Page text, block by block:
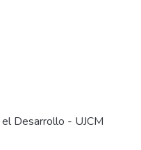
Desarrollo - UJCM